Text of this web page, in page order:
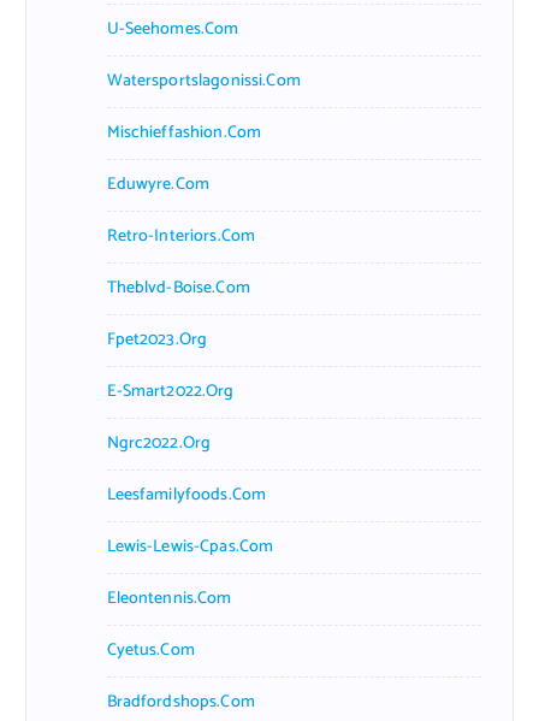
U-Seehomes.com
Watersportslagonissi.com
Mischieffashion.com
Eduwyre.com
Retro-Interiors.com
Theblvd-Boise.com
Fpet2023.org
E-Smart2022.org
Ngrc2022.org
Leesfamilyfoods.com
Lewis-Lewis-Cpas.com
Eleontennis.com
Cyetus.com
Bradfordshops.com